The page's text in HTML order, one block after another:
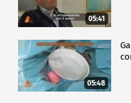
05:41
05:48